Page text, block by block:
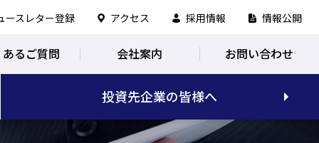
ースレター登録 アクセス 採用情報 情報公開
るご質問 会社案内 お問い合わせ
投資先企業の皆様へ